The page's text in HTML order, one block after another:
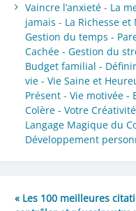
Vaincre l’anxieté - La
jamais - La Richesse et
Gestion du temps -
Cachée - Gestion du
Budget familial -
vie - Vie Saine et
Présent - Vie motivée -
Colère - Votre
Langage Magique du
Développement
« Les 100 meilleures